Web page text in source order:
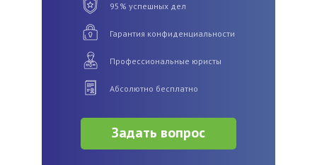
95% успешных дел
Гарантия конфиденциальности
Профессиональные юристы
Абсолютно бесплатно
Задать вопрос